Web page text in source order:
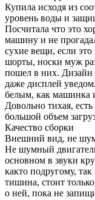
Купила исходя из
уровень воды и
Посчитала что это
машину и не
сухие вещи, если
шорты, носки муж
пошел в них. Дизайн
даже дисплей
белым, как машинка
Довольно тихая,
большой объем
Качество сборки
Внешний вид, не
Не шумный
основном в звуки
както подругому,
тишина, стоит
о ней, пока не